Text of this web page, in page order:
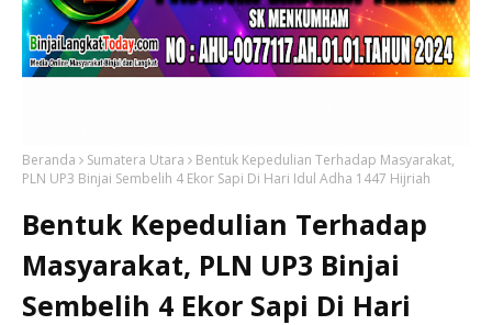
Beranda Sumatera Utara
Bentuk Kepedulian Terhadap Masyarakat,
PLN UP3 Binjai Sembelih 4 Ekor Sapi Di Hari Idul Adha 1447 Hijriah
Bentuk Kepedulian Terhadap
Masyarakat, PLN UP3 Binjai
Sembelih 4 Ekor Sapi Di Hari